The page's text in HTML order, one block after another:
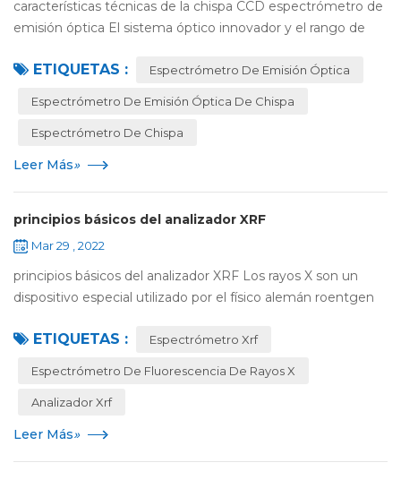
características técnicas de la chispa CCD espectrómetro de
emisión óptica El sistema óptico innovador y el rango de
identificación precisa y un análisis...
ETIQUETAS : Espectrómetro De Emisión Óptica
Espectrómetro De Emisión Óptica De Chispa
Espectrómetro De Chispa
Leer Más»
principios básicos del analizador XRF
Mar 29 , 2022
principios básicos del analizador XRF Los rayos X son un
dispositivo especial utilizado por el físico alemán roentgen
este dispositivo emite e...
ETIQUETAS : Espectrómetro Xrf
Espectrómetro De Fluorescencia De Rayos X
Analizador Xrf
Leer Más»